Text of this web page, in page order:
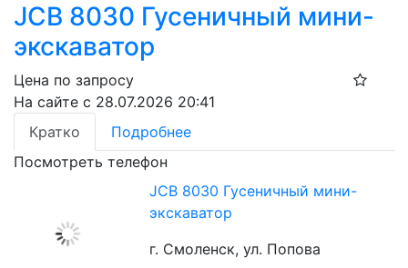
JCB 8030 Гусеничный мини-
экскаватор
Цена по запросу
На сайте с 28.07.2026 20:41
Кратко
Подробнее
Посмотреть телефон
JCB 8030 Гусеничный мини-
экскаватор
г. Смоленск, ул. Попова